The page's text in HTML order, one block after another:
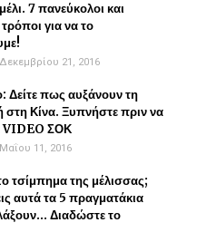
7 πανεύκολοι και
για να το
21, 2016
Δείτε πως αυξάνουν τη
Κίνα. Ξυπνήστε πριν να
VIDEO ΣΟΚ
11, 2016
τσίμπημα της μέλισσας;
αυτά τα 5 πραγματάκια
Διαδώστε το